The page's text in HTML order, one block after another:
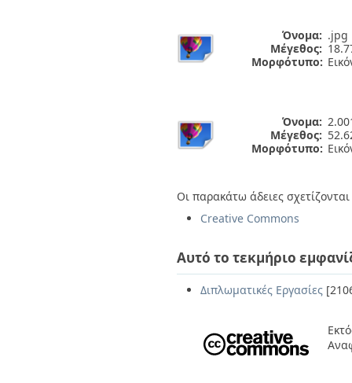
Όνομα: .jpg
Μέγεθος:
Μορφότυπο:
Όνομα:
Μέγεθος:
Μορφότυπο:
Οι παρακάτω άδειες
Creative Commons
Αυτό το τεκμήριο
Διπλωματικές Εργασίες